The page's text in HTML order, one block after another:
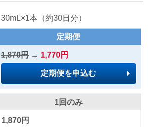
30mL×1本（約30日分）
定期便
1,870円→ 1,770円
定期便を申込む
1回のみ
1,870円